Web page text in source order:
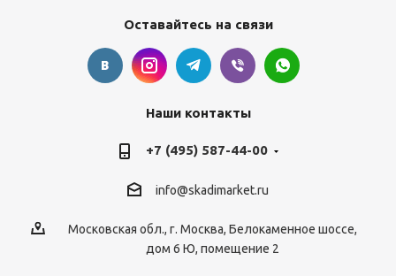
Оставайтесь на связи
Наши контакты
+7 (495) 587-44-00
info@skadimarket.ru
Московская обл., г. Москва, Белокаменное шоссе,
дом 6 Ю, помещение 2